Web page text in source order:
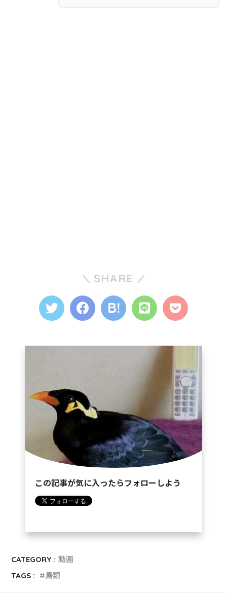
SHARE
この記事が気に入ったらフォローしよう
CATEGORY : 動画
TAGS :
鳥類